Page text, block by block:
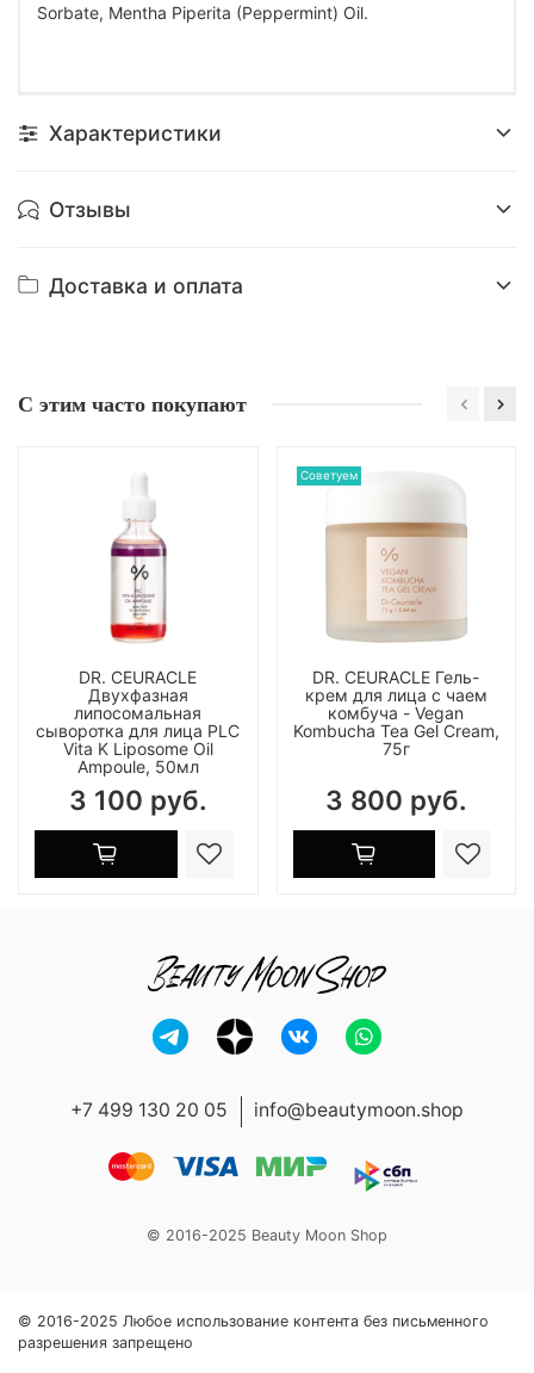
Sorbate, Mentha Piperita (Peppermint) Oil.
Характеристики
Отзывы
Доставка и оплата
С этим часто покупают
DR. CEURACLE
Двухфазная
липосомальная
сыворотка для лица PLC
Vita K Liposome Oil
Ampoule, 50мл
3 100 руб.
Советуем
DR. CEURACLE Гель-
крем для лица с чаем
комбуча - Vegan
Kombucha Tea Gel Cream,
75г
3 800 руб.
+7 499 130 20 05 info@beautymoon.shop
© 2016-2025 Beauty Moon Shop
© 2016-2025 Любое использование контента без письменного
разрешения запрещено